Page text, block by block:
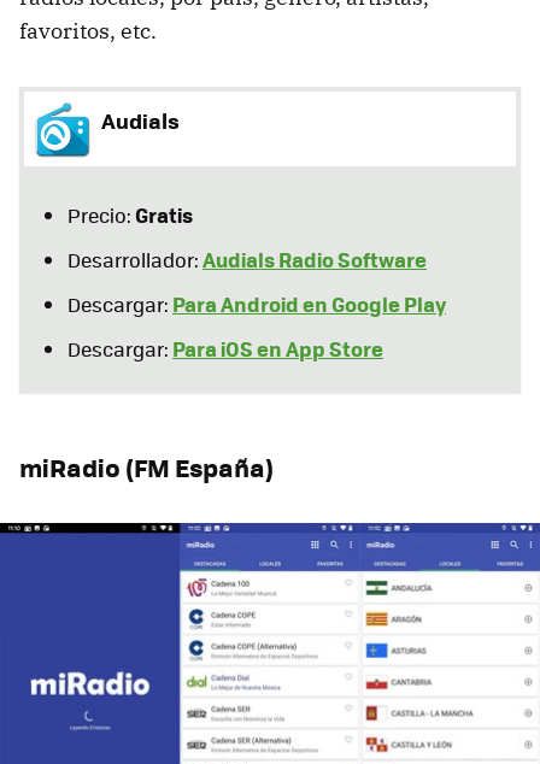
favoritos, etc.
Audials
Precio:Gratis
Desarrollador:Audials Radio Software
Descargar: Para Android en Google Play
Descargar: Para iOS en App Store
miRadio (FM España)